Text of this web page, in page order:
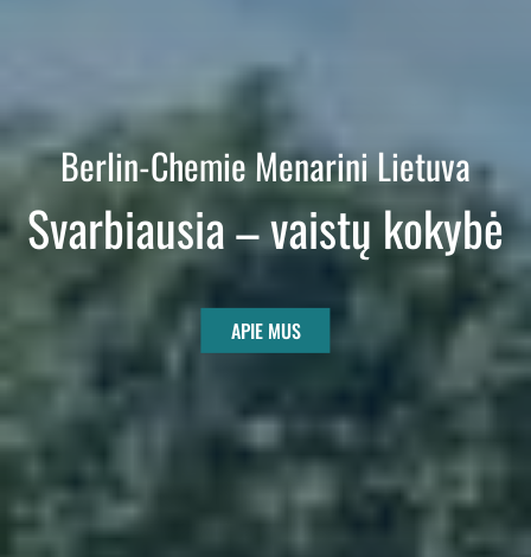
Berlin-Chemie Menarini Lietuva
Svarbiausia – vaistų kokybė
APIE MUS